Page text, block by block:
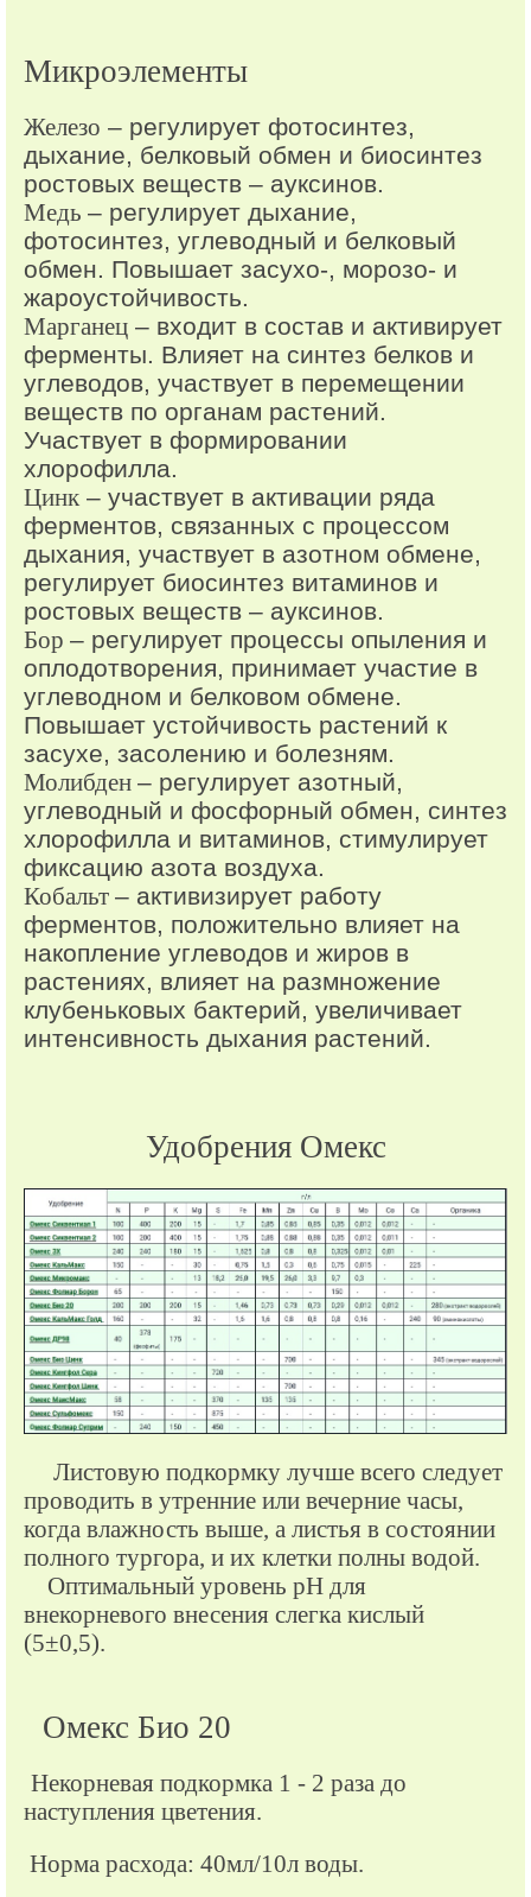
Микроэлементы
Железо – регулирует фотосинтез,
дыхание, белковый обмен и биосинтез
ростовых веществ – ауксинов.
Медь – регулирует дыхание,
фотосинтез, углеводный и белковый
обмен. Повышает засухо-, морозо- и
жароустойчивость.
Марганец – входит в состав и активирует
ферменты. Влияет на синтез белков и
углеводов, участвует в перемещении
веществ по органам растений.
Участвует в формировании
хлорофилла.
Цинк – участвует в активации ряда
ферментов, связанных с процессом
дыхания, участвует в азотном обмене,
регулирует биосинтез витаминов и
ростовых веществ – ауксинов.
Бор – регулирует процессы опыления и
оплодотворения, принимает участие в
углеводном и белковом обмене.
Повышает устойчивость растений к
засухе, засолению и болезням.
Молибден – регулирует азотный,
углеводный и фосфорный обмен, синтез
хлорофилла и витаминов, стимулирует
фиксацию азота воздуха.
Кобальт – активизирует работу
ферментов, положительно влияет на
накопление углеводов и жиров в
растениях, влияет на размножение
клубеньковых бактерий, увеличивает
интенсивность дыхания растений.
Удобрения Омекс
Листовую подкормку лучше всего следует
проводить в утренние или вечерние часы,
когда влажность выше, а листья в состоянии
полного тургора, и их клетки полны водой.
Оптимальный уровень рН для
внекорневого внесения слегка кислый
(5±0,5).
Омекс Био 20
Некорневая подкормка 1 - 2 раза до
наступления цветения.
Норма расхода: 40мл/10л воды.